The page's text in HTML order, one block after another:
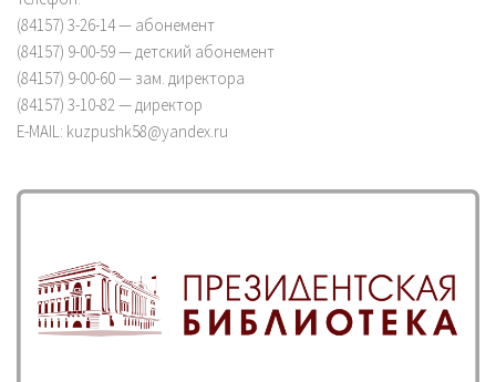
(84157) 3-26-14 — абонемент
(84157) 9-00-59 — детский абонемент
(84157) 9-00-60 — зам. директора
(84157) 3-10-82 — директор
E-MAIL: kuzpushk58@yandex.ru